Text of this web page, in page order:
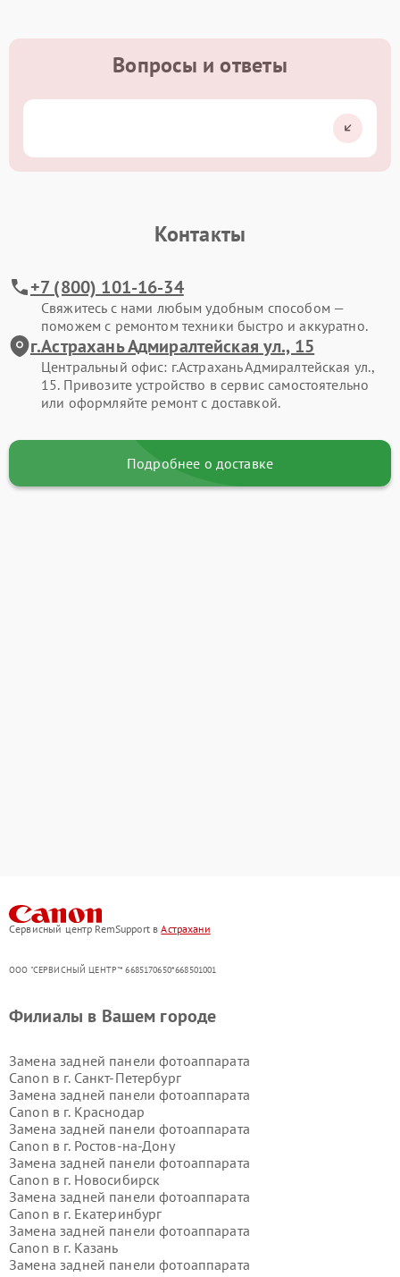
Вопросы и ответы
Контакты
+7 (800) 101-16-34
Свяжитесь с нами любым удобным способом —
поможем с ремонтом техники быстро и аккуратно.
г.Астрахань Адмиралтейская ул., 15
Центральный офис: г.Астрахань Адмиралтейская ул.,
15. Привозите устройство в сервис самостоятельно
или оформляйте ремонт с доставкой.
Подробнее о доставке
Сервисный центр RemSupport вАстрахани
ООО "СЕРВИСНЫЙ ЦЕНТР"* 6685170650*668501001
Филиалы в Вашем городе
Замена задней панели фотоаппарата
Canon в г. Санкт-Петербург
Замена задней панели фотоаппарата
Canon в г. Краснодар
Замена задней панели фотоаппарата
Canon в г. Ростов-на-Дону
Замена задней панели фотоаппарата
Canon в г. Новосибирск
Замена задней панели фотоаппарата
Canon в г. Екатеринбург
Замена задней панели фотоаппарата
Canon в г. Казань
Замена задней панели фотоаппарата